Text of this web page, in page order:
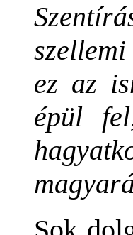
ez az
épül